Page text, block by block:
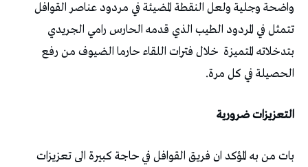
واضحة وجلية ولعل النقطة المضيئة في مردود عناصر القوافل
تتمثل في المردود الطيب الذي قدمه الحارس رامي الجريدي
بتدخلاته المتميزة خلال فترات اللقاء حارما الضيوف من رفع
الحصيلة في كل مرة.
التعزيزات ضرورية
بات من به المؤكد ان فريق القوافل في حاجة كبيرة الى تعزيزات